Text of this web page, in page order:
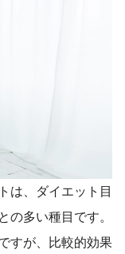
は、ダイエット目
の多い種目です。
すが、比較的効果